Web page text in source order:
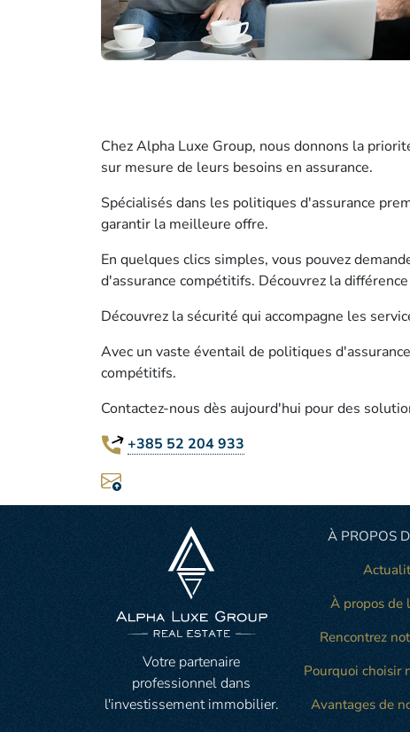
Chez Alpha Luxe Group, nous donnons la
sur mesure de leurs besoins en assurance.
Spécialisés dans les politiques d'assurance
garantir la meilleure offre.
En quelques clics simples, vous pouvez
d'assurance compétitifs. Découvrez la
Découvrez la sécurité qui accompagne les
Avec un vaste éventail de politiques
compétitifs.
Contactez-nous dès aujourd'hui pour des
+385 52 204 933
Votre partenaire
professionnel dans
l'investissement immobilier.
À PROPOS
À propos de
Rencontrez
Pourquoi choisir
Avantages de